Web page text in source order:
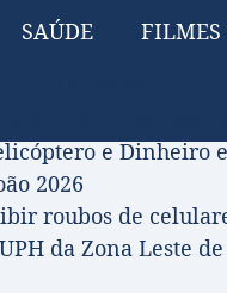
SAÚDE FILMES
e Dinheiro
2026
roubos de
da Zona Leste